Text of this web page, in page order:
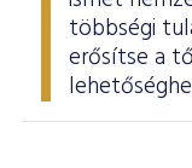
többségi
erősítse a